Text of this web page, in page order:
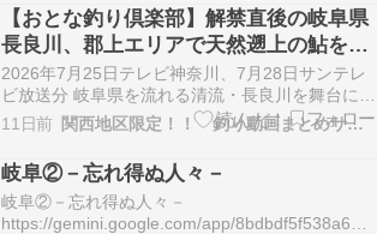
釣りの攻略法・ 釣果などを […]
【おとな釣り倶楽部】解禁直後の岐阜県
長良川、郡上エリアで天然遡上の鮎を心
ゆくまで楽しむ
2026年7月25日テレビ神奈川、7月28日サンテレ
ビ放送分 岐阜県を流れる清流・長良川を舞台にし
た鮎釣り紀行。釣行２日目となる今回は、舞台を
鮎釣りの聖地「郡上エリア」へと移し、さらなる
熱戦が幕を開ける。狙うのは、姿・香り・味とも
に別格とされる最高級ブランド「郡上鮎」だ。解
禁直…
11日前 関西地区限定！！ 釣り動画まとめサイト
岐阜②－忘れ得ぬ人々－
岐阜②－忘れ得ぬ人々－
https://gemini.google.com/app/